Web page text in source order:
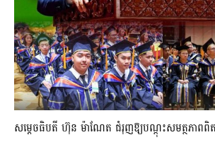
សម្តេចធិបតី ហ៊ុន ម៉ាណែត ជំរុញឱ្យបណ្តុះសមត្ថភាពពិ